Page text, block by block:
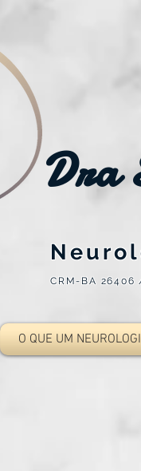
Dra
CRM-BA 26406
O QUE UM